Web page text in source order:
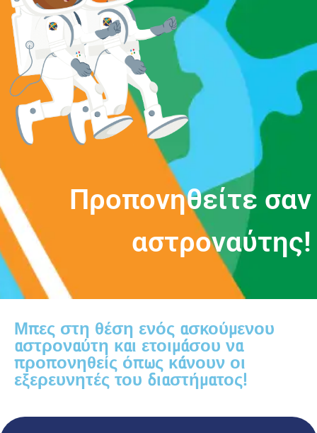
Προπονηθείτε σαν
αστροναύτης!
Μπες στη θέση ενός ασκούμενου
αστροναύτη και ετοιμάσου να
προπονηθείς όπως κάνουν οι
εξερευνητές του διαστήματος!